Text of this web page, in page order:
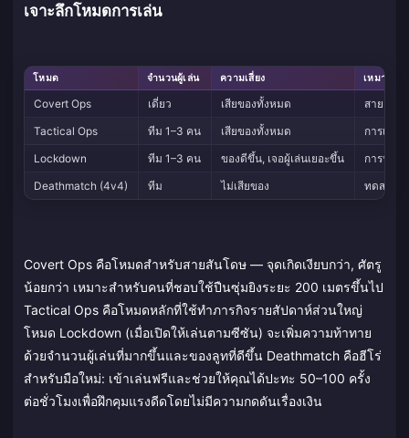
เจาะลึกโหมดการเล่น
โหมด จำนวนผู้เล่น ความเสี่ยง เหมาะสำ
Covert Ops เดี่ยว เสียของทั้งหมด
สายลอบ
Tactical Ops
ทีม 1–3 คน เสียของทั้งหมด
การเล่น
Lockdown
ทีม 1–3 คน ของดีขึ้น, เจอผู้เล่นเยอะขึ้น
การฟาร์
Deathmatch (4v4)
ทีม ไม่เสียของ ทดสอบปื
Covert Ops คือโหมดสำหรับสายสันโดษ — จุดเกิดเงียบกว่า, ศัตรู
น้อยกว่า เหมาะสำหรับคนที่ชอบใช้ปืนซุ่มยิงระยะ 200 เมตรขึ้นไป
Tactical Ops คือโหมดหลักที่ใช้ทำภารกิจรายสัปดาห์ส่วนใหญ่
โหมด Lockdown (เมื่อเปิดให้เล่นตามซีซัน) จะเพิ่มความท้าทาย
ด้วยจำนวนผู้เล่นที่มากขึ้นและของลูทที่ดีขึ้น Deathmatch คือฮีโร่
สำหรับมือใหม่: เข้าเล่นฟรีและช่วยให้คุณได้ปะทะ 50–100 ครั้ง
ต่อชั่วโมงเพื่อฝึกคุมแรงดีดโดยไม่มีความกดดันเรื่องเงิน